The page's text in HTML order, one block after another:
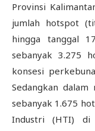
Provinsi
jumlah hotspot
hingga tanggal
sebanyak 3.275
konsesi
Sedangkan
sebanyak 1.675
Industri (HTI) di